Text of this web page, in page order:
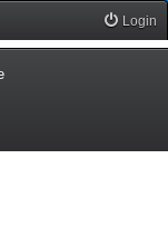
Login
(Opens a new tab)